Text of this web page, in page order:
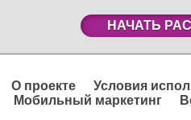
НАЧАТЬ
О проекте Условия
Мобильный маркетинг